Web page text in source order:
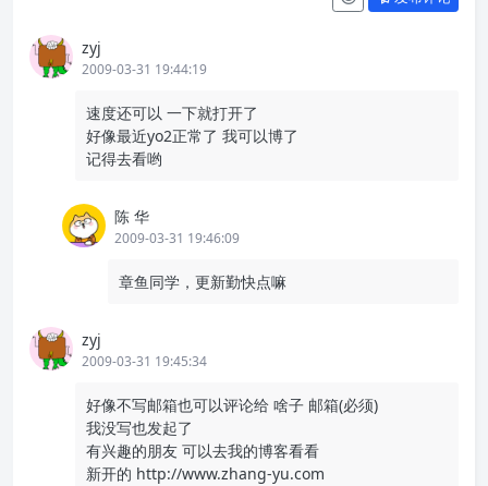
zyj
2009-03-31 19:44:19
速度还可以 一下就打开了
好像最近yo2正常了 我可以博了
记得去看哟
陈 华
2009-03-31 19:46:09
章鱼同学，更新勤快点嘛
zyj
2009-03-31 19:45:34
好像不写邮箱也可以评论给 啥子 邮箱(必须)
我没写也发起了
有兴趣的朋友 可以去我的博客看看
新开的 http://www.zhang-yu.com